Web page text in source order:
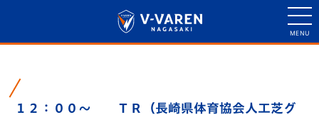
１２：００～ ＴＲ（長崎県体育協会人工芝グ